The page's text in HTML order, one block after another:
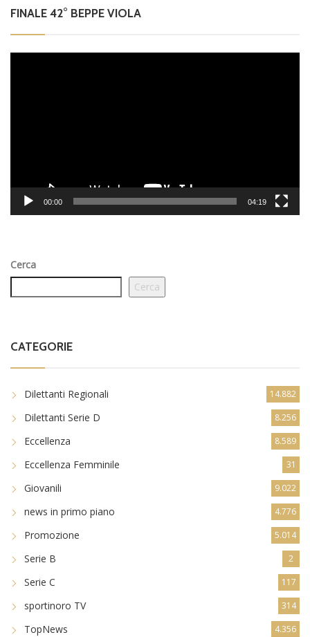
FINALE 42° BEPPE VIOLA
00:00 04:19
Cerca
Cerca
CATEGORIE
Dilettanti Regionali 14.882
Dilettanti Serie D 8.256
Eccellenza 8.589
Eccellenza Femminile 31
Giovanili 9.022
news in primo piano 4.776
Promozione 5.014
Serie B 2
Serie C 117
sportinoro TV 314
TopNews 4.356